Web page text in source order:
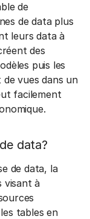
de
de data plus
leurs data à
des
puis les
vues dans un
facilement
data?
de data, la
visant à
tables en